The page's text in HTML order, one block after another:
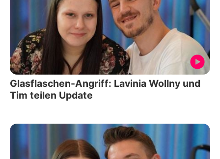
Glasflaschen-Angriff: Lavinia Wollny und
Tim teilen Update